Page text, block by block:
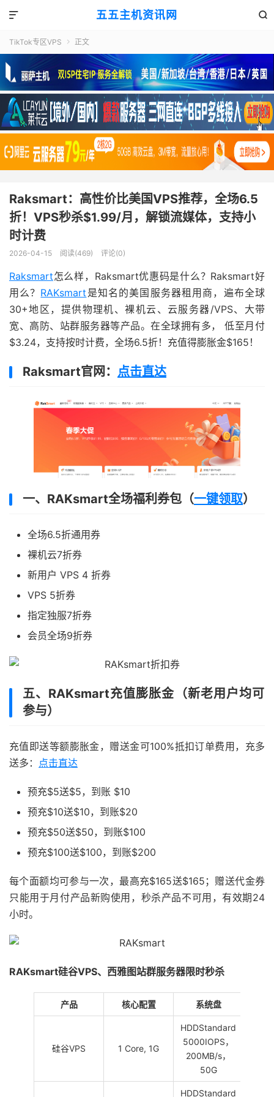
五五主机资讯网 

TikTok专区VPS  正文
Raksmart：高性价比美国VPS推荐，全场6.5
折！VPS秒杀$1.99/月，解锁流媒体，支持小
时计费
2026-04-15 阅读(469) 评论(0)
Raksmart怎么样，Raksmart优惠码是什么？Raksmart好
用么？ RAKsmart 是知名的美国服务器租用商，遍布全球
30+地区，提供物理机、裸机云、云服务器/VPS、大带
宽、高防、站群服务器等产品。在全球拥有多， 低至月付
$3.24，支持按时计费，全场6.5折！充值得膨胀金$165！
Raksmart官网： 点击直达
一、RAKsmart全场福利券包（一键领取）
全场6.5折通用券
裸机云7折券
新用户 VPS 4 折券
VPS 5折券
指定独服7折券
会员全场9折券
五、RAKsmart充值膨胀金（新老用户均可
参与）
充值即送等额膨胀金，赠送金可100%抵扣订单费用，充多
送多： 点击直达
预充$5送$5，到账 $10
预充$10送$10，到账$20
预充$50送$50，到账$100
预充$100送$100，到账$200
每个面额均可参与一次，最高充$165送$165；赠送代金券
只能用于月付产品新购使用，秒杀产品不可用，有效期24
小时。
RAKsmart硅谷VPS、西雅图站群服务器限时秒杀
产品 核心配置 系统盘
硅谷VPS 1 Core, 1G
HDDStandard
5000IOPS，
200MB/s，
50G
HDDStandard